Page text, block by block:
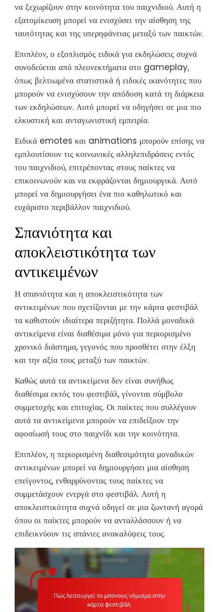
να ξεχωρίζουν στην κοινότητα του παιχνιδιού. Αυτή η
εξατομίκευση μπορεί να ενισχύσει την αίσθηση της
ταυτότητας και της υπερηφάνειας μεταξύ των παικτών.
Επιπλέον, ο εξοπλισμός ειδικά για εκδηλώσεις συχνά
συνοδεύεται από πλεονεκτήματα στο gameplay,
όπως βελτιωμένα στατιστικά ή ειδικές ικανότητες που
μπορούν να ενισχύσουν την απόδοση κατά τη διάρκεια
των εκδηλώσεων. Αυτό μπορεί να οδηγήσει σε μια πιο
ελκυστική και ανταγωνιστική εμπειρία.
Ειδικά emotes και animations μπορούν επίσης να
εμπλουτίσουν τις κοινωνικές αλληλεπιδράσεις εντός
του παιχνιδιού, επιτρέποντας στους παίκτες να
επικοινωνούν και να εκφράζονται δημιουργικά. Αυτό
μπορεί να δημιουργήσει ένα πιο καθηλωτικό και
ευχάριστο περιβάλλον παιχνιδιού.
Σπανιότητα και
αποκλειστικότητα των
αντικειμένων
Η σπανιότητα και η αποκλειστικότητα των
αντικειμένων που σχετίζονται με την κάρτα φεστιβάλ
τα καθιστούν ιδιαίτερα περιζήτητα. Πολλά μοναδικά
αντικείμενα είναι διαθέσιμα μόνο για περιορισμένο
χρονικό διάστημα, γεγονός που προσθέτει στην έλξη
και την αξία τους μεταξύ των παικτών.
Καθώς αυτά τα αντικείμενα δεν είναι συνήθως
διαθέσιμα εκτός του φεστιβάλ, γίνονται σύμβολο
συμμετοχής και επιτυχίας. Οι παίκτες που συλλέγουν
αυτά τα αντικείμενα μπορούν να επιδείξουν την
αφοσίωσή τους στο παιχνίδι και την κοινότητα.
Επιπλέον, η περιορισμένη διαθεσιμότητα μοναδικών
αντικειμένων μπορεί να δημιουργήσει μια αίσθηση
επείγοντος, ενθαρρύνοντας τους παίκτες να
συμμετάσχουν ενεργά στο φεστιβάλ. Αυτή η
αποκλειστικότητα συχνά οδηγεί σε μια ζωντανή αγορά
όπου οι παίκτες μπορούν να ανταλλάσσουν ή να
επιδεικνύουν τις σπάνιες ανακαλύψεις τους.